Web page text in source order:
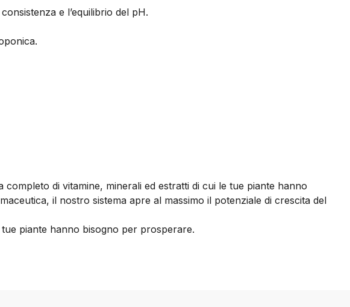
e l’equilibrio del pH.
di vitamine, minerali ed estratti di cui le tue piante hanno
il nostro sistema apre al massimo il potenziale di crescita del
piante hanno bisogno per prosperare.